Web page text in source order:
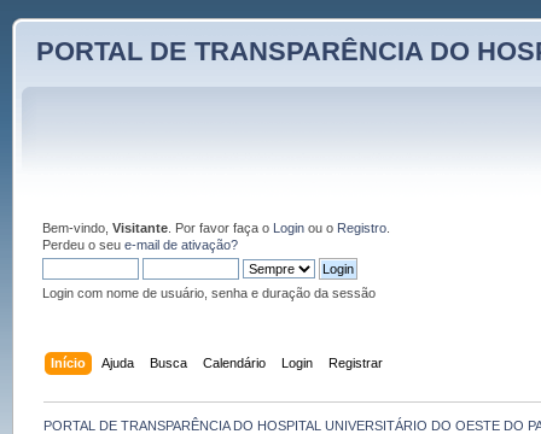
PORTAL DE TRANSPARÊNCIA DO
Bem-vindo, Visitante. Por favor faça o Loginou o Registro.
Perdeu o seu e-mail de ativação?
Login com nome de usuário, senha e duração da sessão
Início Ajuda Busca Calendário Login Registrar
PORTAL DE TRANSPARÊNCIA DO HOSPITAL UNIVERSITÁRIO DO OESTE DO